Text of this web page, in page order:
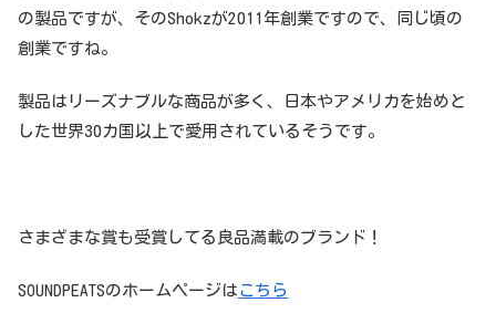
の製品ですが、そのShokzが2011年創業ですので、同じ頃の
創業ですね。
製品はリーズナブルな商品が多く、日本やアメリカを始めと
した世界30カ国以上で愛用されているそうです。
さまざまな賞も受賞してる良品満載のブランド！
SOUNDPEATSのホームページは こちら